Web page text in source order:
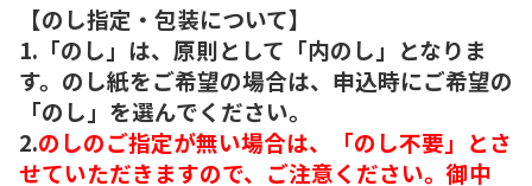
【のし指定・包装について】
1.「のし」は、原則として「内のし」となりま
す。のし紙をご希望の場合は、申込時にご希望の
「のし」を選んでください。
2.のしのご指定が無い場合は、「のし不要」とさ
せていただきますので、ご注意ください。御中